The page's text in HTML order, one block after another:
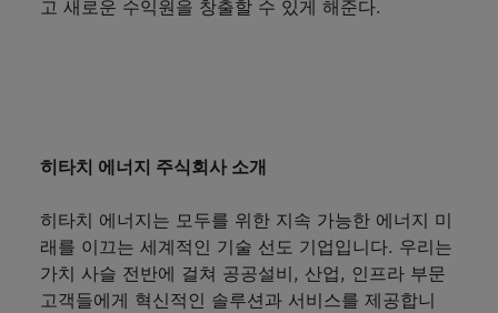
고 새로운 수익원을 창출할 수 있게 해준다.
히타치 에너지 주식회사 소개
히타치 에너지는 모두를 위한 지속 가능한 에너지 미
래를 이끄는 세계적인 기술 선도 기업입니다. 우리는
가치 사슬 전반에 걸쳐 공공설비, 산업, 인프라 부문
고객들에게 혁신적인 솔루션과 서비스를 제공합니